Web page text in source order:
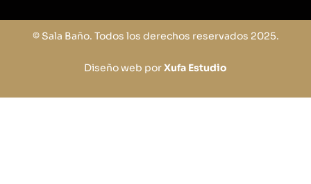
© Sala Baño. Todos los derechos reservados 2025.
Diseño web porXufa Estudio